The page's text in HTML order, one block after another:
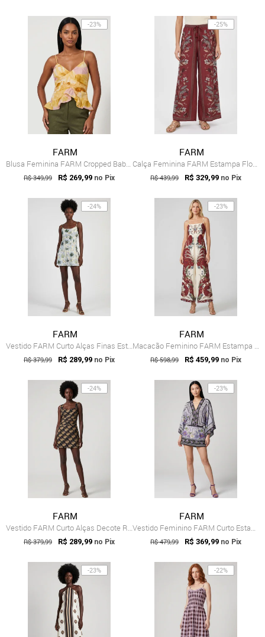
-23%
FARM
Blusa Feminina FARM Cropped Babado Amarela
R$ 349,99 R$ 269,99 no Pix
-25%
FARM
Calça Feminina FARM Estampa Floral Vermelha
R$ 439,99 R$ 329,99 no Pix
-24%
FARM
Vestido FARM Curto Alças Finas Estampado Branco
R$ 379,99 R$ 289,99 no Pix
-23%
FARM
Macacão Feminino FARM Estampa Floral Alç...
R$ 598,99 R$ 459,99 no Pix
-24%
FARM
Vestido FARM Curto Alças Decote Reto Preto
R$ 379,99 R$ 289,99 no Pix
-23%
FARM
Vestido Feminino FARM Curto Estampado Ma...
R$ 479,99 R$ 369,99 no Pix
-23% -22%